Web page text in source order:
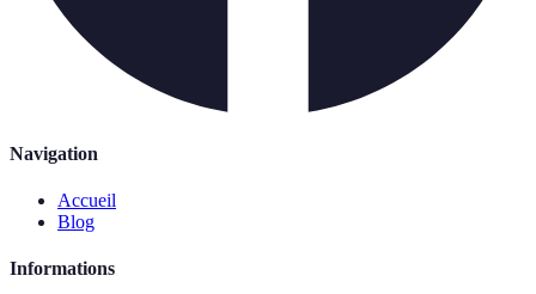
Navigation
Accueil
Blog
Informations